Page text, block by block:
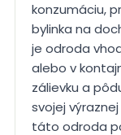
konzumáciu,
bylinka na
je odroda
alebo v
zálievku a
svojej
táto odroda